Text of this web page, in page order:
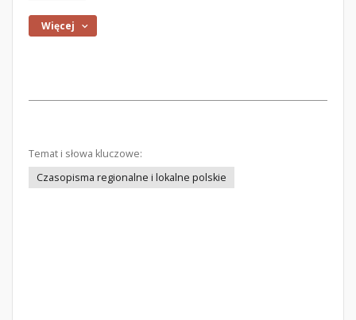
Więcej
Temat i słowa kluczowe:
Czasopisma regionalne i lokalne polskie